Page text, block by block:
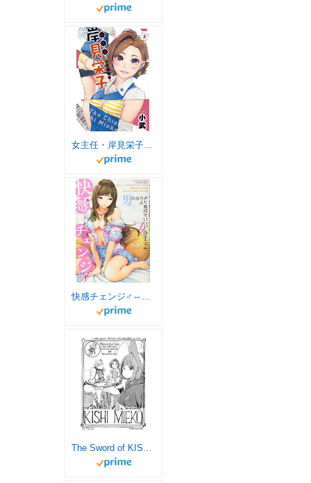
女主任・岸見栄子（３） (バンブーコミックス)
快感チェンジ♂⇔♀ 男のカラダより気持ちいい女の子エッチ (バンブーコミックス COLORFUL SELECT)
The Sword of KISHI MIEKO the Fourth Episode (English Edition)